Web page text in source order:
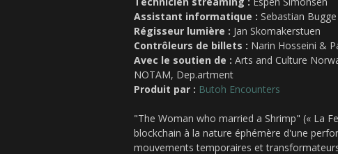
Assistant informatique : Sebastian Bugge
Régisseur lumière : Jan Skomakerstuen
Contrôleurs de billets : Narin Hosseini &
Avec le soutien de : Arts and Culture
NOTAM, Dep.artment
Produit par : Butoh Encounters
"The Woman who married a Shrimp" (« La
blockchain à la nature éphémère d'une
mouvements temporaires et